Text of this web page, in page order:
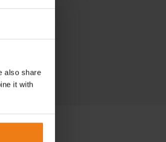
also share
it with